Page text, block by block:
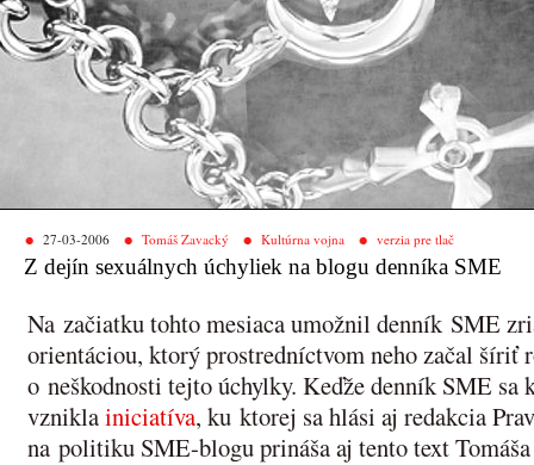
27-03-2006 Tomáš Zavacký Kultúrna vojna verzia pre tlač
Z dejín sexuálnych úchyliek na blogu denníka SME
Na začiatku tohto mesiaca umožnil denník SME
orientáciou, ktorý prostredníctvom neho začal šíriť
o neškodnosti tejto úchylky. Keďže denník SME
vzniklainiciatíva, ku ktorej sa hlási aj redakcia
na politiku SME-blogu prináša aj tento text